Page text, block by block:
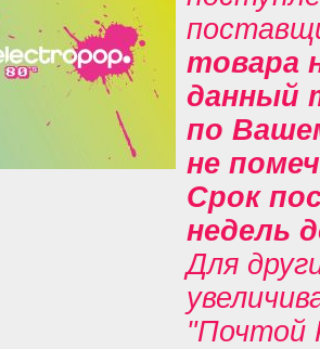
товара
данный
по
не
Срок
недель
Для
"Почтой